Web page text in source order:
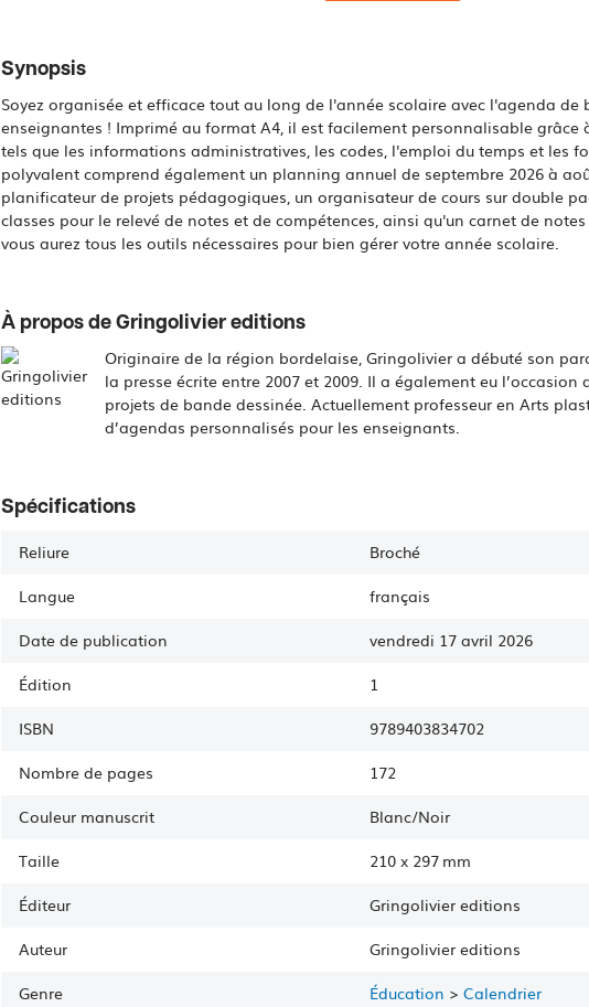
Synopsis
Soyez organisée et efficace tout au long de l'année scolaire avec l'agenda de
enseignantes ! Imprimé au format A4, il est facilement personnalisable grâce
tels que les informations administratives, les codes, l'emploi du temps et les
polyvalent comprend également un planning annuel de septembre 2026 à
planificateur de projets pédagogiques, un organisateur de cours sur double
classes pour le relevé de notes et de compétences, ainsi qu'un carnet de
vous aurez tous les outils nécessaires pour bien gérer votre année scolaire.
À propos de Gringolivier editions
Originaire de la région bordelaise, Gringolivier a débuté son
la presse écrite entre 2007 et 2009. Il a également eu
projets de bande dessinée. Actuellement professeur en Arts
d’agendas personnalisés pour les enseignants.
Spécifications
Reliure
Broché
Langue
français
Date de publication
vendredi 17 avril 2026
Édition
1
ISBN
9789403834702
Nombre de pages
172
Couleur manuscrit
Blanc/Noir
Taille
210 x 297 mm
Éditeur
Gringolivier editions
Auteur
Gringolivier editions
Genre
Éducation > Calendrier